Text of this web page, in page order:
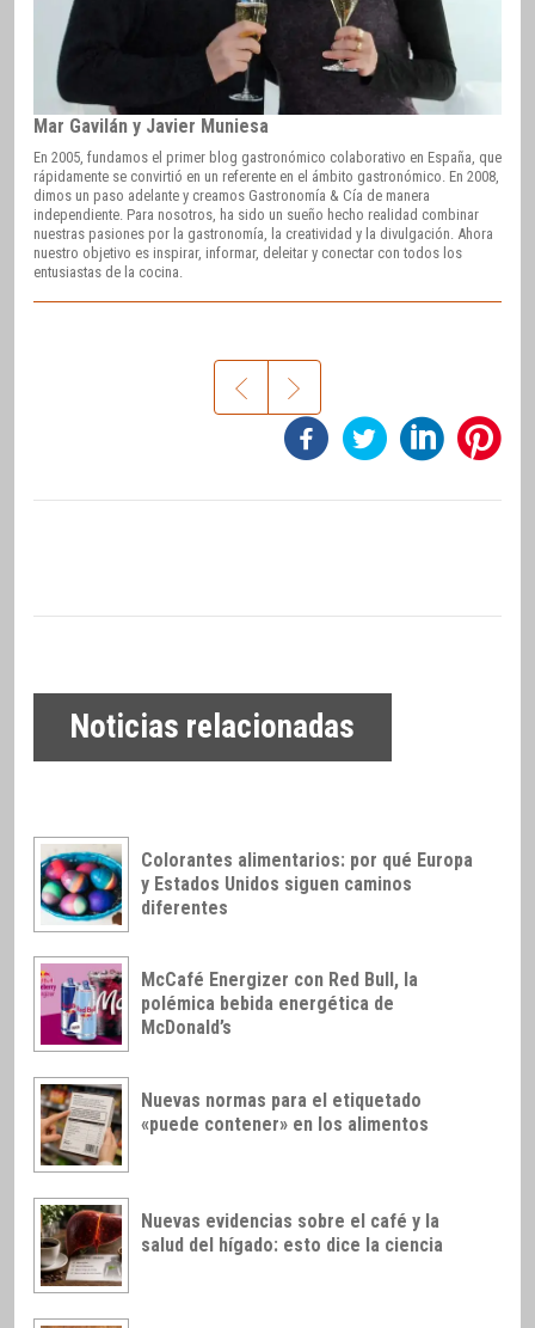
Mar Gavilán y Javier Muniesa
En 2005, fundamos el primer blog gastronómico colaborativo en España, que
rápidamente se convirtió en un referente en el ámbito gastronómico. En 2008,
dimos un paso adelante y creamos Gastronomía & Cía de manera
independiente. Para nosotros, ha sido un sueño hecho realidad combinar
nuestras pasiones por la gastronomía, la creatividad y la divulgación. Ahora
nuestro objetivo es inspirar, informar, deleitar y conectar con todos los
entusiastas de la cocina.
Noticias relacionadas
Colorantes alimentarios: por qué Europa
y Estados Unidos siguen caminos
diferentes
McCafé Energizer con Red Bull, la
polémica bebida energética de
McDonald’s
Nuevas normas para el etiquetado
«puede contener» en los alimentos
Nuevas evidencias sobre el café y la
salud del hígado: esto dice la ciencia